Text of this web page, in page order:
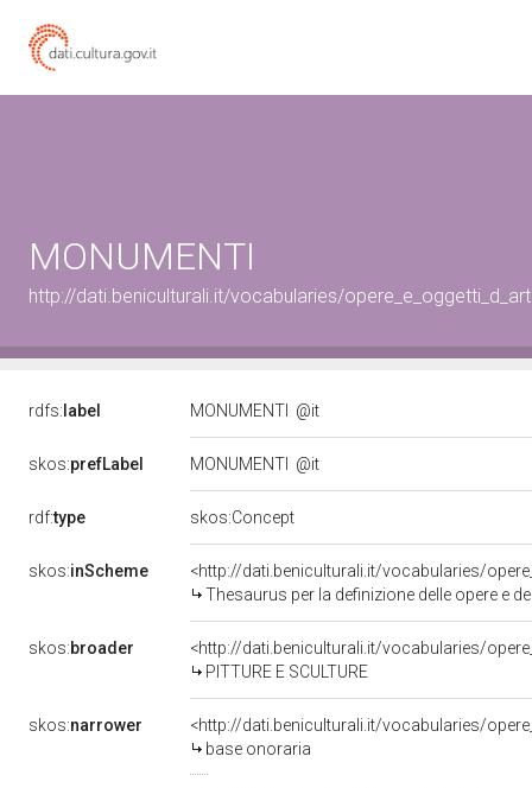
MONUMENTI
http://dati.beniculturali.it/vocabularies/
rdfs: label MONUMENTI @it
skos:prefLabel MONUMENTI @it
rdf:type skos:Concept
skos:inScheme
<http://dati.beniculturali.it/vocabularies/
Thesaurus per la definizione delle opere e
skos:broader
<http://dati.beniculturali.it/vocabularies/
PITTURE E SCULTURE
skos:narrower
<http://dati.beniculturali.it/vocabularies/
base onoraria